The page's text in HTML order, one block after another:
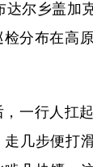
达尔乡盖加
分布在高
行人扛起
走几步便打